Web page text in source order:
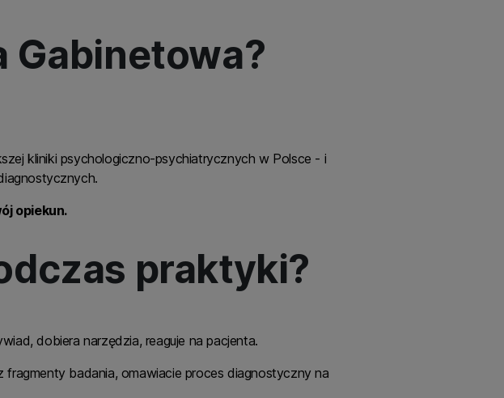
Gabinetowa?
kliniki psychologiczno-psychiatrycznych w Polsce - i
opiekun.
praktyki?
dobiera narzędzia, reaguje na pacjenta.
badania, omawiacie proces diagnostyczny na